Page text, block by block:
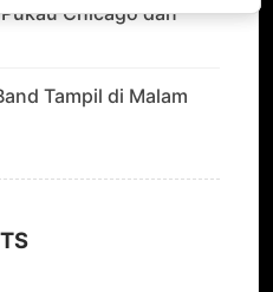
Chicago dan
Tampil di Malam